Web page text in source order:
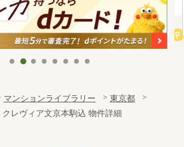
マンションライブラリー
東京都
クレヴィア文京本駒込 物件詳細